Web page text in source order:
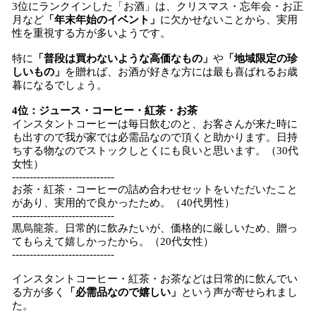
3位にランクインした「お酒」は、クリスマス・忘年会・お正
月など 「年末年始のイベント」 に欠かせないことから、実用
性を重視する方が多いようです。
特に 「普段は買わないような高価なもの」 や 「地域限定の珍
しいもの」
を贈れば、お酒が好きな方には最も喜ばれるお歳
暮になるでしょう。
4位：ジュース・コーヒー・紅茶・お茶
インスタントコーヒーは毎日飲むのと、お客さんが来た時に
も出すので我が家では必需品なので頂くと助かります。日持
ちする物なのでストックしとくにも良いと思います。（30代
女性）
-----------------------------
お茶・紅茶・コーヒーの詰め合わせセットをいただいたこと
があり、実用的で良かったため。（40代男性）
-----------------------------
黒烏龍茶。日常的に飲みたいが、価格的に厳しいため、贈っ
てもらえて嬉しかったから。（20代女性）
-----------------------------
インスタントコーヒー・紅茶・お茶などは日常的に飲んでい
る方が多く
「必需品なので嬉しい」
という声が寄せられまし
た。